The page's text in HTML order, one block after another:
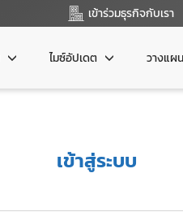
เข้าร่วมธุรกิจกับเรา
ไมซ์อัปเดต วางแผ
เข้าสู่ระบบ